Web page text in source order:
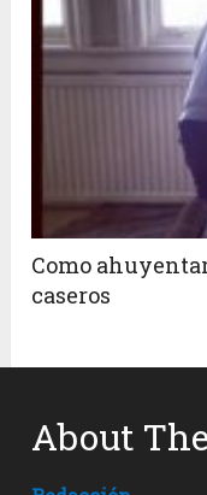
Como
caseros
About